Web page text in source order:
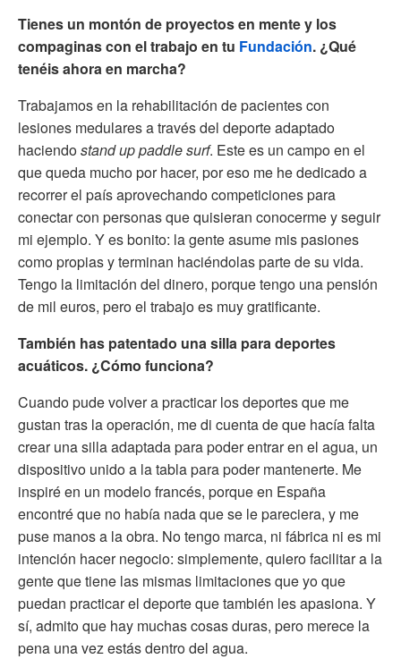
Tienes un montón de proyectos en mente y los
compaginas con el trabajo en tu Fundación. ¿Qué
tenéis ahora en marcha?
Trabajamos en la rehabilitación de pacientes con
lesiones medulares a través del deporte adaptado
haciendostand up paddle surf. Este es un campo en el
que queda mucho por hacer, por eso me he dedicado a
recorrer el país aprovechando competiciones para
conectar con personas que quisieran conocerme y seguir
mi ejemplo. Y es bonito: la gente asume mis pasiones
como propias y terminan haciéndolas parte de su vida.
Tengo la limitación del dinero, porque tengo una pensión
de mil euros, pero el trabajo es muy gratificante.
También has patentado una silla para deportes
acuáticos. ¿Cómo funciona?
Cuando pude volver a practicar los deportes que me
gustan tras la operación, me di cuenta de que hacía falta
crear una silla adaptada para poder entrar en el agua, un
dispositivo unido a la tabla para poder mantenerte. Me
inspiré en un modelo francés, porque en España
encontré que no había nada que se le pareciera, y me
puse manos a la obra. No tengo marca, ni fábrica ni es mi
intención hacer negocio: simplemente, quiero facilitar a la
gente que tiene las mismas limitaciones que yo que
puedan practicar el deporte que también les apasiona. Y
sí, admito que hay muchas cosas duras, pero merece la
pena una vez estás dentro del agua.